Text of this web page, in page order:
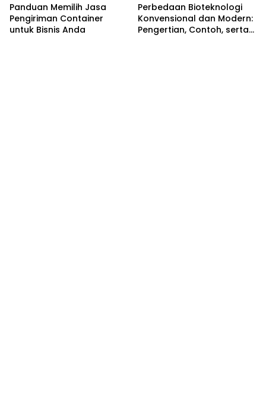
Panduan Memilih Jasa
Pengiriman Container
untuk Bisnis Anda
Perbedaan Bioteknologi
Konvensional dan Modern:
Pengertian, Contoh, serta